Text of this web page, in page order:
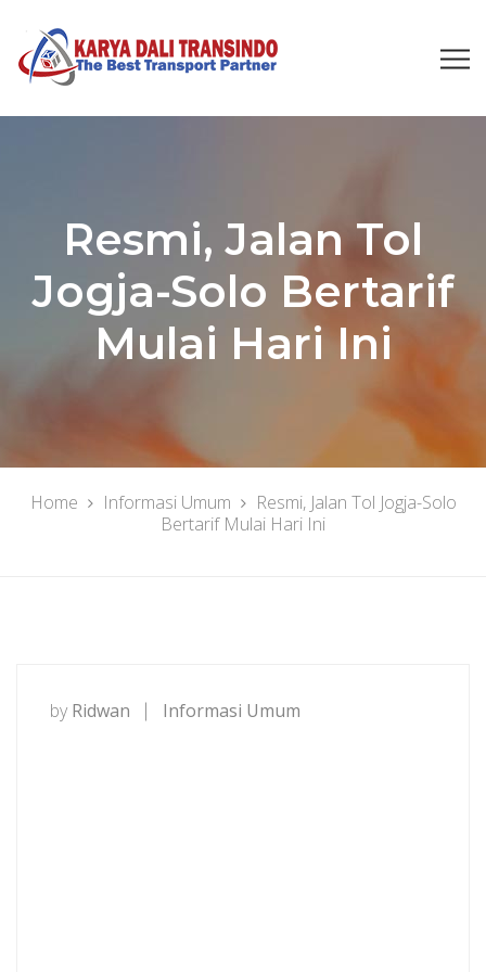
Resmi, Jalan Tol
Jogja-Solo Bertarif
Mulai Hari Ini
Home Informasi Umum
Resmi, Jalan Tol Jogja-Solo
Bertarif Mulai Hari Ini
by Ridwan Informasi Umum